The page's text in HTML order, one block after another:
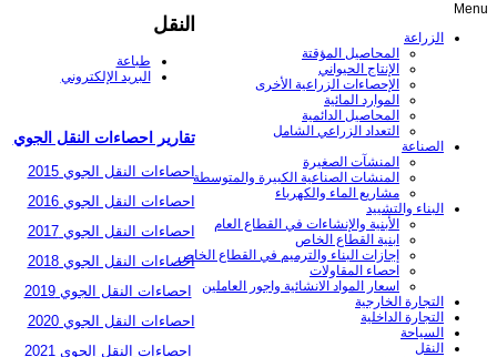
النقل
طباعة
البريد الإلكتروني
تقارير احصاءات النقل الجوي
احصاءات النقل الجوي 2015
احصاءات النقل الجوي 2016
احصاءات النقل الجوي 2017
احصاءات النقل الجوي 2018
احصاءات النقل الجوي 2019
احصاءات النقل الجوي 2020
احصاءات النقل الجوي 2021
Menu
الزراعة
المحاصيل المؤقتة
الإنتاج الحيواني
الإحصاءات الزراعية الأخرى
الموارد المائية
المحاصيل الدائمية
التعداد الزراعي الشامل
الصناعة
المنشآت الصغيرة
المنشات الصناعية الكبيرة والمتوسطة
مشاريع الماء والكهرباء
البناء والتشييد
الأبنية والإنشاءات في القطاع العام
ابنية القطاع الخاص
إجازات البناء والترميم في القطاع الخاص
احصاء المقاولات
اسعار المواد الانشائية واجور العاملين
التجارة الخارجية
التجارة الداخلية
السياحة
النقل